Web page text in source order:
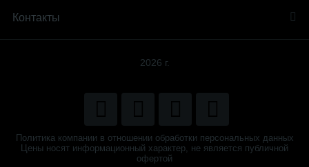
Контакты
2026 г.
Политика компании в отношении обработки персональных данных
Цены носят информационный характер, не является публичной
офертой